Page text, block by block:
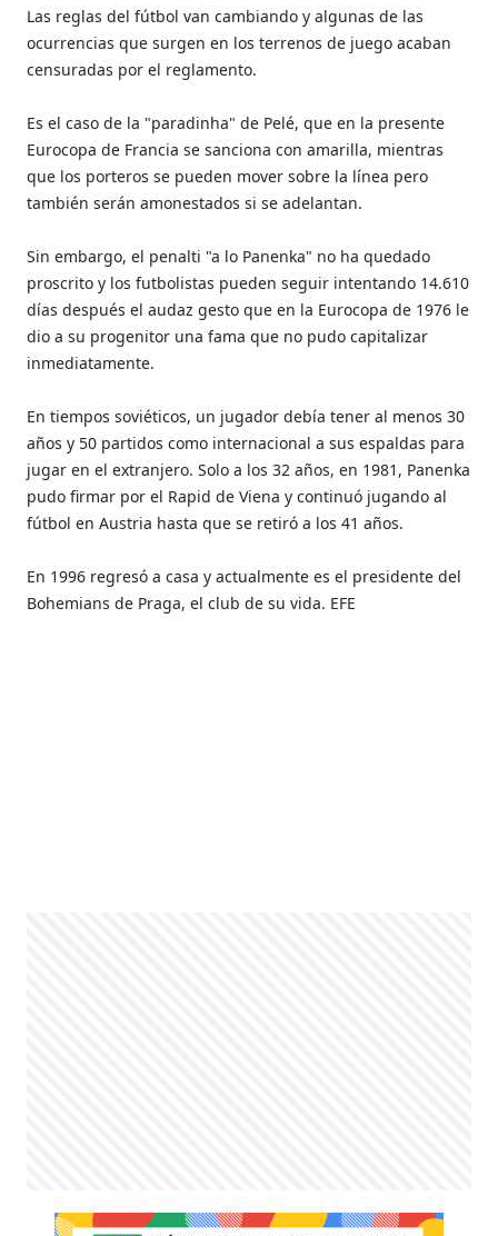
Las reglas del fútbol van cambiando y algunas de las
ocurrencias que surgen en los terrenos de juego acaban
censuradas por el reglamento.
Es el caso de la "paradinha" de Pelé, que en la presente
Eurocopa de Francia se sanciona con amarilla, mientras
que los porteros se pueden mover sobre la línea pero
también serán amonestados si se adelantan.
Sin embargo, el penalti "a lo Panenka" no ha quedado
proscrito y los futbolistas pueden seguir intentando 14.610
días después el audaz gesto que en la Eurocopa de 1976 le
dio a su progenitor una fama que no pudo capitalizar
inmediatamente.
En tiempos soviéticos, un jugador debía tener al menos 30
años y 50 partidos como internacional a sus espaldas para
jugar en el extranjero. Solo a los 32 años, en 1981, Panenka
pudo firmar por el Rapid de Viena y continuó jugando al
fútbol en Austria hasta que se retiró a los 41 años.
En 1996 regresó a casa y actualmente es el presidente del
Bohemians de Praga, el club de su vida. EFE